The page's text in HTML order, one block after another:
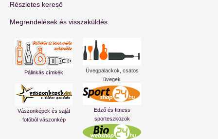
Részletes kereső
Megrendelések és visszaküldés
Pálinkás címkék
Üvegpalackok, csatos
üvegek
Vászonképek és saját
fotóból vászonkép
Edző és fitness
sporteszközök